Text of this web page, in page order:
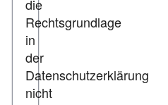
die
Rechtsgrundlage
in
der
Datenschutzerklärung
nicht